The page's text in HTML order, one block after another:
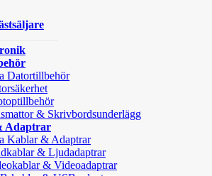
Datortillbehör
& Skrivbordsunderlägg
Adaptrar
Kablar & Adaptrar
& Ljudadaptrar
& Videoadaptrar